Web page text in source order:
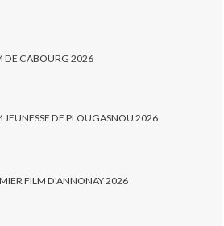
DE CABOURG 2026
JEUNESSE DE PLOUGASNOU 2026
FILM D'ANNONAY 2026